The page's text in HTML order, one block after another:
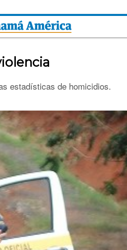
estadísticas de homicidios.